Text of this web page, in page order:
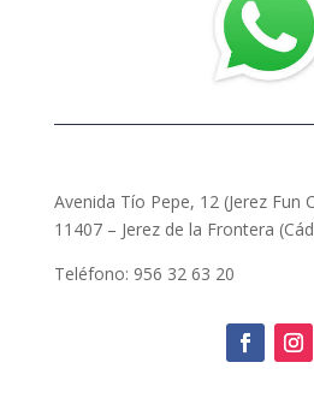
Avenida Tío Pepe, 12 (Jerez Fun
11407 – Jerez de la Frontera
Teléfono: 956 32 63 20